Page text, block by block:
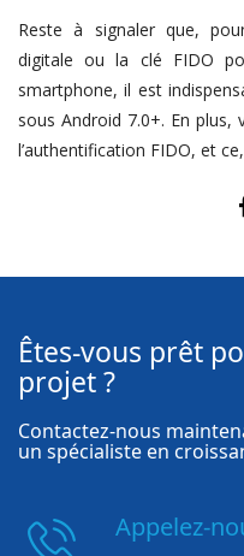
Reste à signaler que,
digitale ou la clé FIDO
smartphone, il est
sous Android 7.0+. En
l’authentification FIDO, et
Êtes-vous prêt
projet ?
Contactez-nous
un spécialiste en
Appelez-